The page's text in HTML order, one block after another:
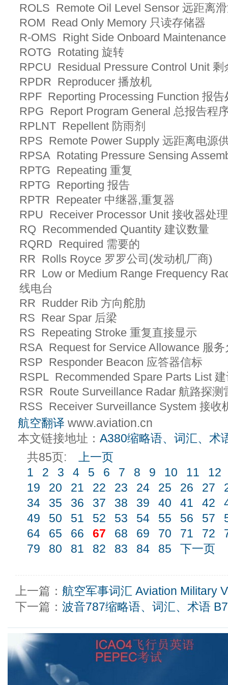
ROLS Remote Oil Level Sensor 远距离
ROM Read Only Memory 只读存储器
R-OMS Right Side Onboard
ROTG Rotating 旋转
RPCU Residual Pressure Control Unit
RPDR Reproducer 播放机
RPF Reporting Processing Function 报
RPG Report Program General 总报告程
RPLNT Repellent 防雨剂
RPS Remote Power Supply 远距离电源
RPSA Rotating Pressure Sensing
RPTG Repeating 重复
RPTG Reporting 报告
RPTR Repeater 中继器,重复器
RPU Receiver Processor Unit 接收器处
RQ Recommended Quantity 建议数量
RQRD Required 需要的
RR Rolls Royce 罗罗公司(发动机厂商)
RR Low or Medium Range Frequency
线电台
RR Rudder Rib 方向舵肋
RS Rear Spar 后梁
RS Repeating Stroke 重复直接显示
RSA Request for Service Allowance 服
RSP Responder Beacon 应答器信标
RSPL Recommended Spare Parts List
RSR Route Surveillance Radar 航路探
RSS Receiver Surveillance System 接收
航空翻译 www.aviation.cn
本文链接地址： A380缩略语、词汇、术
共85页:
上一页
1
2 3 4 5 6 7 8 9 10 11
12
19
20 21 22 23 24 25 26 27
34
35 36 37 38 39 40 41 42
49
50 51 52 53 54 55 56 57
64
65 66 67 68 69 70 71 72
79
80 81 82 83 84 85 下一页
上一篇： 航空军事词汇 Aviation Military
下一篇： 波音787缩略语、词汇、术语